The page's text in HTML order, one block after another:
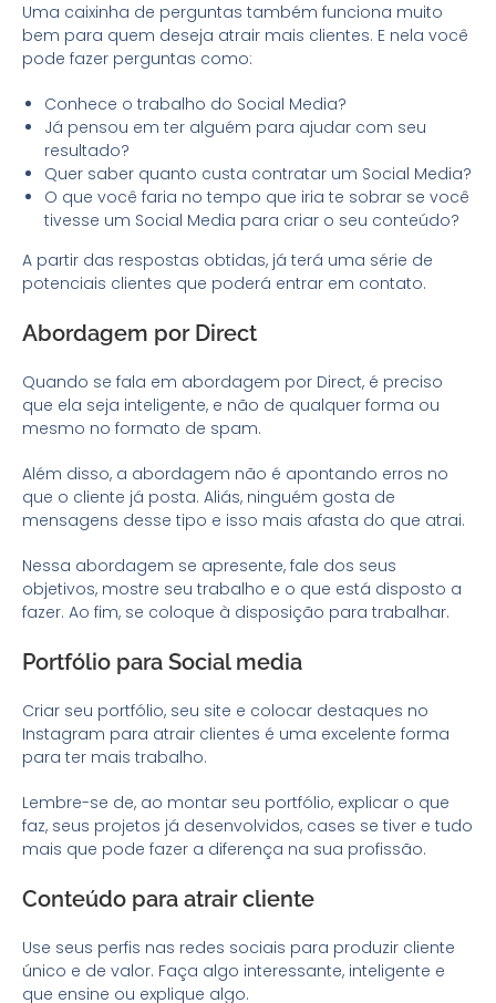
Uma caixinha de perguntas também funciona muito
bem para quem deseja atrair mais clientes. E nela você
pode fazer perguntas como:
Conhece o trabalho do Social Media?
Já pensou em ter alguém para ajudar com seu
resultado?
Quer saber quanto custa contratar um Social Media?
O que você faria no tempo que iria te sobrar se você
tivesse um Social Media para criar o seu conteúdo?
A partir das respostas obtidas, já terá uma série de
potenciais clientes que poderá entrar em contato.
Abordagem por Direct
Quando se fala em abordagem por Direct, é preciso
que ela seja inteligente, e não de qualquer forma ou
mesmo no formato de spam.
Além disso, a abordagem não é apontando erros no
que o cliente já posta. Aliás, ninguém gosta de
mensagens desse tipo e isso mais afasta do que atrai.
Nessa abordagem se apresente, fale dos seus
objetivos, mostre seu trabalho e o que está disposto a
fazer. Ao fim, se coloque à disposição para trabalhar.
Portfólio para Social media
Criar seu portfólio, seu site e colocar destaques no
Instagram para atrair clientes é uma excelente forma
para ter mais trabalho.
Lembre-se de, ao montar seu portfólio, explicar o que
faz, seus projetos já desenvolvidos, cases se tiver e tudo
mais que pode fazer a diferença na sua profissão.
Conteúdo para atrair cliente
Use seus perfis nas redes sociais para produzir cliente
único e de valor. Faça algo interessante, inteligente e
que ensine ou explique algo.